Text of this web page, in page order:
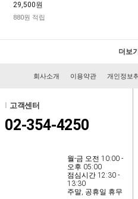
29,500원
880원 적립
더보
회사소개 이용약관 개인정보
고객센터
02-354-4250
월-금 오전 10:00 -
오후 05:00
점심시간 12:30 -
13:30
주말, 공휴일 휴무